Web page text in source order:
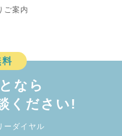
ご案内
料
なら
ください!
ーダイヤル